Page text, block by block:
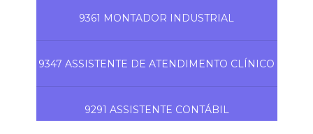
9361 MONTADOR INDUSTRIAL
9347 ASSISTENTE DE ATENDIMENTO CLÍNICO
9291 ASSISTENTE CONTÁBIL